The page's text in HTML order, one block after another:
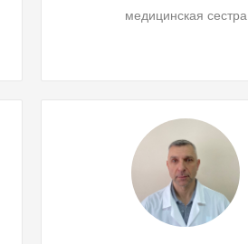
медицинская сестра